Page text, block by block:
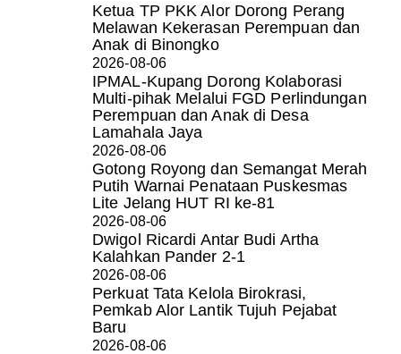
Ketua TP PKK Alor Dorong Perang
Melawan Kekerasan Perempuan dan
Anak di Binongko
2026-08-06
IPMAL-Kupang Dorong Kolaborasi
Multi-pihak Melalui FGD Perlindungan
Perempuan dan Anak di Desa
Lamahala Jaya
2026-08-06
Gotong Royong dan Semangat Merah
Putih Warnai Penataan Puskesmas
Lite Jelang HUT RI ke-81
2026-08-06
Dwigol Ricardi Antar Budi Artha
Kalahkan Pander 2-1
2026-08-06
Perkuat Tata Kelola Birokrasi,
Pemkab Alor Lantik Tujuh Pejabat
Baru
2026-08-06